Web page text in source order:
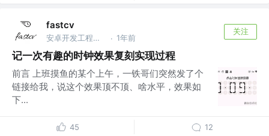
fastcv
安卓开发工程师 @在职 · 1年前
关注
记一次有趣的时钟效果复刻实现过程
前言 上班摸鱼的某个上午，一铁哥们突然发了个
链接给我，说这个效果顶不顶、啥水平，效果如
下...
45 12